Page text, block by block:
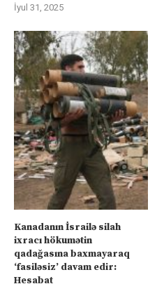
İyul 31, 2025
Kanadanın İsrailə silah
ixracı hökumətin
qadağasına baxmayaraq
‘fasiləsiz’ davam edir:
Hesabat